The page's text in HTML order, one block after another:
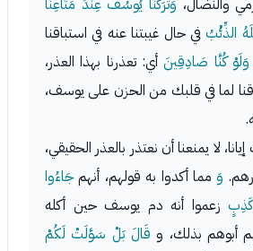
والنضال، وَتَرَكْنَا يُوسُفَ عِنْدَ مَتَاعِنَا
الذِّئْبُفي حال غيبتنا عنه في استباقنا
كُنَّا صَادِقِينَأي: تعذرنا بهذا العذر،
لما في قلبك من الحزن على يوسف،
لا يمنعنا أن نعتذر بالعذر الحقيقي،
وَمما أكدوا به قولهم، أنهمجَاءُوا
زعموا أنه دم يوسف حين أكله
أبوهم بذلك، و قَالَ بَلْ سَوَّلَتْ لَكُمْ